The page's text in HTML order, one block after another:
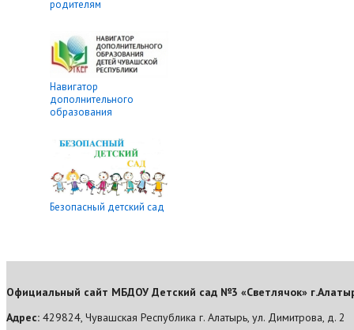
родителям
Навигатор
дополнительного
образования
Безопасный детский сад
Официальный сайт МБДОУ Детский сад №3 «Светлячок»
Адрес: 429824, Чувашская Республика г. Алатырь, ул. Димитрова, д. 2